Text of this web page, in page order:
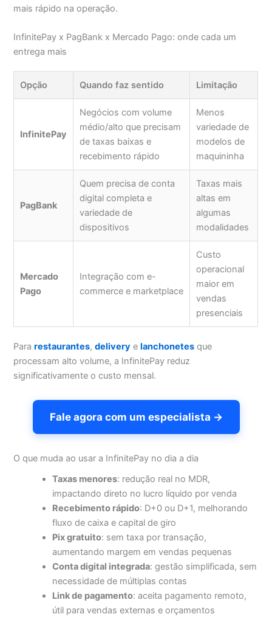
mais rápido na operação.
InfinitePay x PagBank x Mercado Pago: onde cada um
entrega mais
Opção Quando faz sentido Limitação
InfinitePay
Negócios com volume
médio/alto que precisam
de taxas baixas e
recebimento rápido
Menos
variedade de
modelos de
maquininha
PagBank
Quem precisa de conta
digital completa e
variedade de
dispositivos
Taxas mais
altas em
algumas
modalidades
Mercado
Pago
Integração com e-
commerce e marketplace
Custo
operacional
maior em
vendas
presenciais
Pararestaurantes,delivery elanchonetes que
processam alto volume, a InfinitePay reduz
significativamente o custo mensal.
Fale agora com um especialista →
O que muda ao usar a InfinitePay no dia a dia
Taxas menores: redução real no MDR,
impactando direto no lucro líquido por venda
Recebimento rápido: D+0 ou D+1, melhorando
fluxo de caixa e capital de giro
Pix gratuito: sem taxa por transação,
aumentando margem em vendas pequenas
Conta digital integrada: gestão simplificada, sem
necessidade de múltiplas contas
Link de pagamento: aceita pagamento remoto,
útil para vendas externas e orçamentos